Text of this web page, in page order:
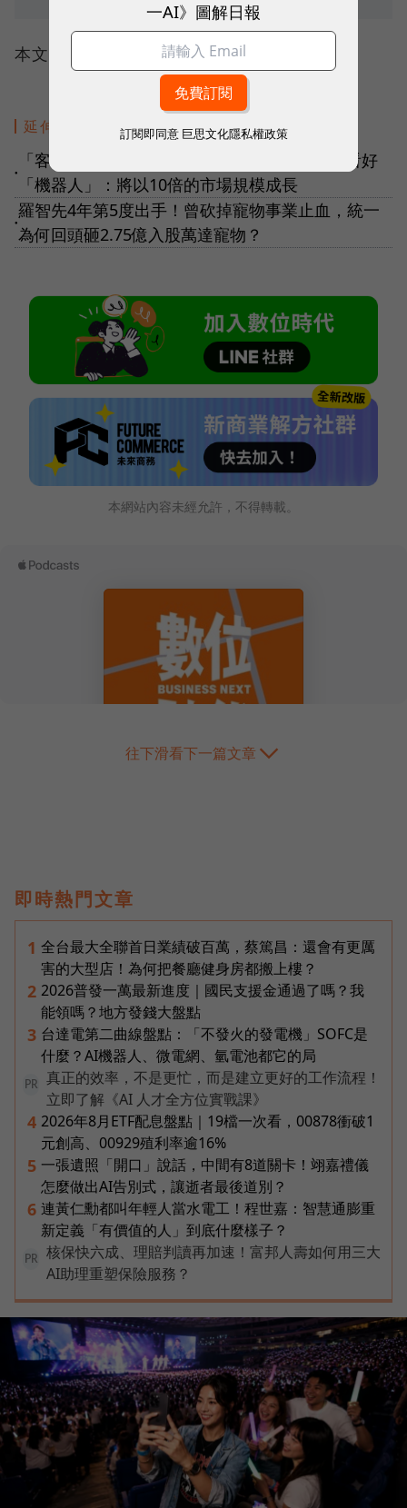
本文授權轉載自 商業周刊
延伸閱讀
●
「客戶好消息就是台積電的好消息！」魏哲家看好
「機器人」：將以10倍的市場規模成長
●
羅智先4年第5度出手！曾砍掉寵物事業止血，統一
為何回頭砸2.75億入股萬達寵物？
本網站內容未經允許，不得轉載。
往下滑看下一篇文章
即時熱門文章
1 全台最大全聯首日業績破百萬，蔡篤昌：還會有更厲
害的大型店！為何把餐廳健身房都搬上樓？
2 2026普發一萬最新進度｜國民支援金通過了嗎？我
能領嗎？地方發錢大盤點
3 台達電第二曲線盤點：「不發火的發電機」SOFC是
什麼？AI機器人、微電網、氫電池都它的局
PR
真正的效率，不是更忙，而是建立更好的工作流程！
立即了解《AI 人才全方位實戰課》
4 2026年8月ETF配息盤點｜19檔一次看，00878衝破1
元創高、00929殖利率逾16%
5 一張遺照「開口」說話，中間有8道關卡！翊嘉禮儀
怎麼做出AI告別式，讓逝者最後道別？
6 連黃仁勳都叫年輕人當水電工！程世嘉：智慧通膨重
新定義「有價值的人」到底什麼樣子？
PR
核保快六成、理賠判讀再加速！富邦人壽如何用三大
AI助理重塑保險服務？
一AI》圖解日報
訂閱即同意 巨思文化隱私權政策